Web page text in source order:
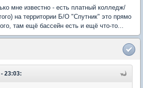
мне известно - есть платный колледж/
на территории Б/О "Спутник" это прямо
там ещё бассейн есть и ещё что-то...
23:03: